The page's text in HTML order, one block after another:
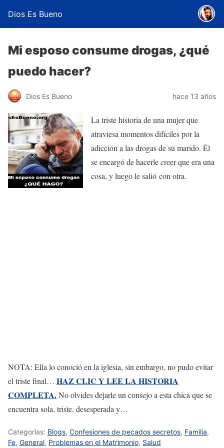
Dios Es Bueno
Mi esposo consume drogas, ¿qué
puedo hacer?
Dios Es Bueno hace 13 años
La triste historia de una mujer que
atraviesa momentos difíciles por la
adicción a las drogas de su marido. Él
se encargó de hacerle creer que era una
cosa, y luego le salió con otra.
NOTA: Ella lo conoció en la iglesia, sin embargo, no pudo evitar
el triste final… HAZ CLIC Y LEE LA HISTORIA
COMPLETA.No olvides dejarle un consejo a esta chica que se
encuentra sola, triste, desesperada y…
Categorías: Blogs, Confesiones de pecados secretos, Familia,
Fe, General, Problemas en el Matrimonio, Salud